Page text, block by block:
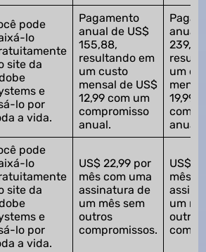
pode
lo
site da
e
lo por
a vida.
Pagamento
anual de US$
155,88,
resultando em
um custo
mensal de US$
12,99 com um
compromisso
anual.
anual
um
19,99
anual.
pode
lo
site da
e
lo por
a vida.
US$ 22,99 por
mês com uma
assinatura de
um mês sem
outros
compromissos.
US$
mês
um
outros